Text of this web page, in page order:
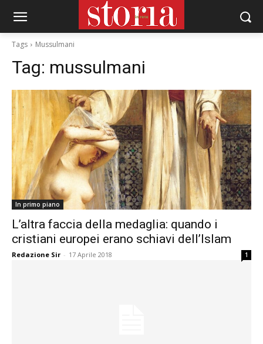
Tags Mussulmani
Tag: mussulmani
In primo piano
L’altra faccia della medaglia: quando i
cristiani europei erano schiavi dell’Islam
Redazione Sir - 17 Aprile 2018 1